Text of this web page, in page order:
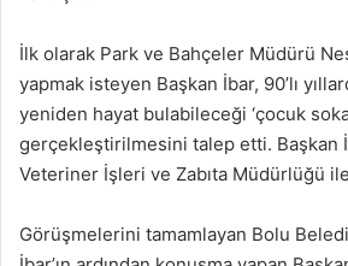
İlk olarak Park ve Bahçeler Müdürü
yapmak isteyen Başkan İbar, 90’lı
yeniden hayat bulabileceği ‘çocuk
gerçekleştirilmesini talep etti. Başkan
Veteriner İşleri ve Zabıta Müdürlüğü
Görüşmelerini tamamlayan Bolu